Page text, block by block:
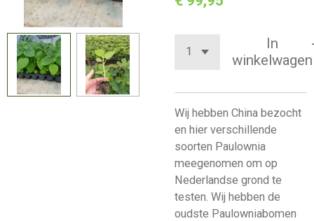
In
winkelwagen
Wij hebben China bezocht
en hier verschillende
soorten Paulownia
meegenomen om op
Nederlandse grond te
testen. Wij hebben de
oudste Paulowniabomen